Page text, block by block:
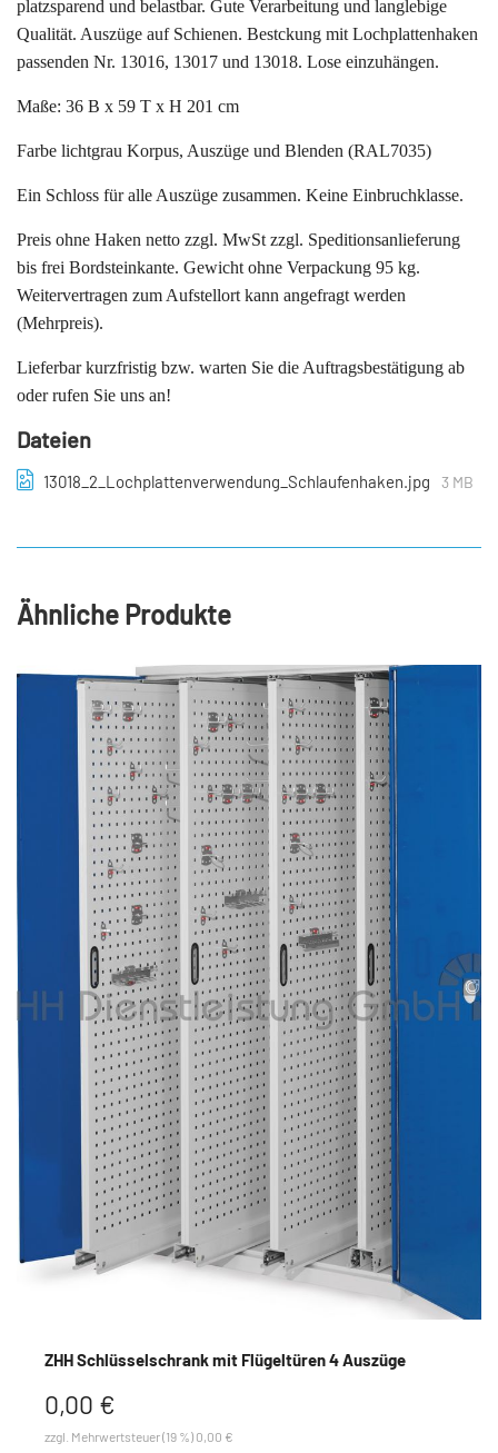
platzsparend und belastbar. Gute Verarbeitung und langlebige
Qualität. Auszüge auf Schienen. Bestckung mit Lochplattenhaken
passenden Nr. 13016, 13017 und 13018. Lose einzuhängen.
Maße: 36 B x 59 T x H 201 cm
Farbe lichtgrau Korpus, Auszüge und Blenden (RAL7035)
Ein Schloss für alle Auszüge zusammen. Keine Einbruchklasse.
Preis ohne Haken netto zzgl. MwSt zzgl. Speditionsanlieferung
bis frei Bordsteinkante. Gewicht ohne Verpackung 95 kg.
Weitervertragen zum Aufstellort kann angefragt werden
(Mehrpreis).
Lieferbar kurzfristig bzw. warten Sie die Auftragsbestätigung ab
oder rufen Sie uns an!
Dateien
13018_2_Lochplattenverwendung_Schlaufenhaken.jpg 3 MB
Ähnliche Produkte
ZHH Schlüsselschrank mit Flügeltüren 4 Auszüge
0,00 €
zzgl. Mehrwertsteuer (19 %) 0,00 €